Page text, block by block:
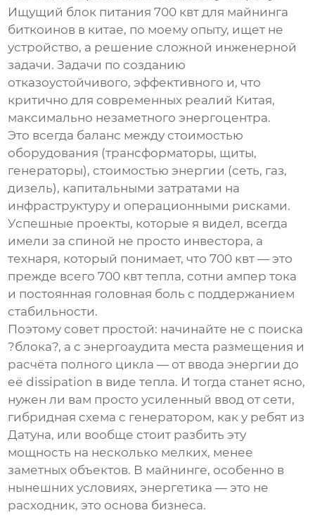
Ищущий блок питания 700 квт для майнинга
биткоинов в китае, по моему опыту, ищет не
устройство, а решение сложной инженерной
задачи. Задачи по созданию
отказоустойчивого, эффективного и, что
критично для современных реалий Китая,
максимально незаметного энергоцентра.
Это всегда баланс между стоимостью
оборудования (трансформаторы, щиты,
генераторы), стоимостью энергии (сеть, газ,
дизель), капитальными затратами на
инфраструктуру и операционными рисками.
Успешные проекты, которые я видел, всегда
имели за спиной не просто инвестора, а
технаря, который понимает, что 700 квт — это
прежде всего 700 квт тепла, сотни ампер тока
и постоянная головная боль с поддержанием
стабильности.
Поэтому совет простой: начинайте не с поиска
?блока?, а с энергоаудита места размещения и
расчёта полного цикла — от ввода энергии до
её dissipation в виде тепла. И тогда станет ясно,
нужен ли вам просто усиленный ввод от сети,
гибридная схема с генератором, как у ребят из
Датуна, или вообще стоит разбить эту
мощность на несколько мелких, менее
заметных объектов. В майнинге, особенно в
нынешних условиях, энергетика — это не
расходник, это основа бизнеса.